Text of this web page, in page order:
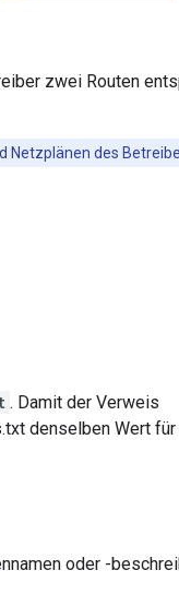
zwei Routen
Netzplänen des
. Damit der Verweis
denselben Wert für
oder -